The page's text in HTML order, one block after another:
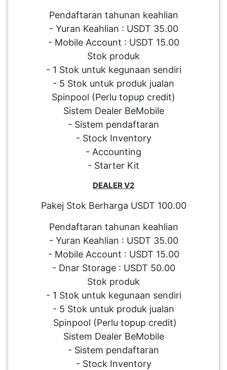
Pendaftaran tahunan keahlian
- Yuran Keahlian : USDT 35.00
- Mobile Account : USDT 15.00
Stok produk
- 1 Stok untuk kegunaan sendiri
- 5 Stok untuk produk jualan
Spinpool (Perlu topup credit)
Sistem Dealer BeMobile
- Sistem pendaftaran
- Stock Inventory
- Accounting
- Starter Kit
DEALER V2
Pakej Stok Berharga USDT 100.00
Pendaftaran tahunan keahlian
- Yuran Keahlian : USDT 35.00
- Mobile Account : USDT 15.00
- Dnar Storage : USDT 50.00
Stok produk
- 1 Stok untuk kegunaan sendiri
- 5 Stok untuk produk jualan
Spinpool (Perlu topup credit)
Sistem Dealer BeMobile
- Sistem pendaftaran
- Stock Inventory